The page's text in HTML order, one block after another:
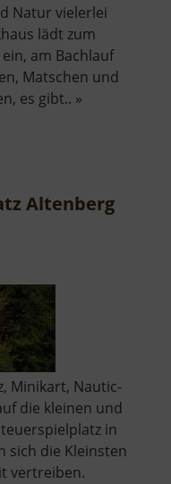
Natur vielerlei
lädt zum
am Bachlauf
Matschen und
es gibt.. »
Altenberg
Minikart, Nautic-
die kleinen und
in
sich die Kleinsten
vertreiben.